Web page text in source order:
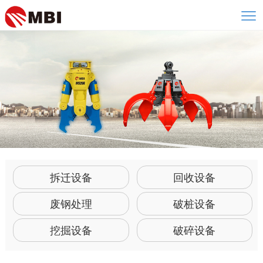
拆迁设备 回收设备
废钢处理 破桩设备
挖掘设备 破碎设备